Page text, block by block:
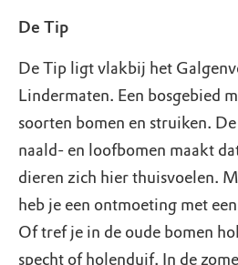
De Tip
De Tip ligt vlakbij het
Lindermaten. Een bosgebied
soorten bomen en struiken.
naald- en loofbomen maakt
dieren zich hier thuisvoelen.
heb je een ontmoeting met
Of tref je in de oude bomen
specht of holenduif. In de